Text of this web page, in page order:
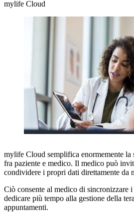
mylife Cloud
mylife Cloud semplifica enormemente la
fra paziente e medico. Il medico può
condividere i propri dati direttamente da
Ciò consente al medico di sincronizzare
dedicare più tempo alla gestione della
appuntamenti.